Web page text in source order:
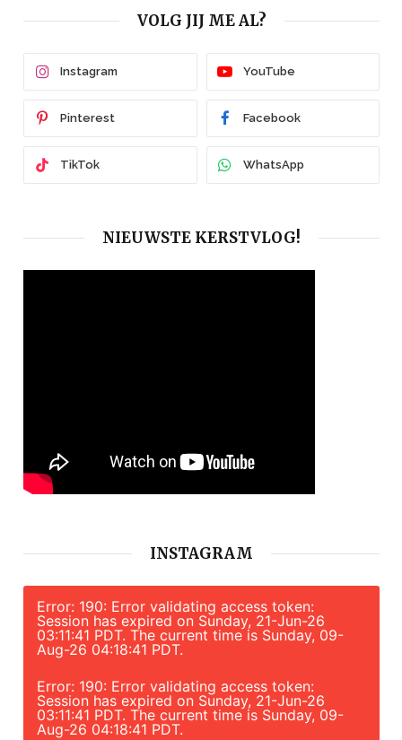
VOLG JIJ ME AL?
Instagram YouTube
Pinterest Facebook
TikTok WhatsApp
NIEUWSTE KERSTVLOG!
INSTAGRAM
Error: 190: Error validating access token:
Session has expired on Sunday, 21-Jun-26
03:11:41 PDT. The current time is Sunday, 09-
Aug-26 04:18:41 PDT.
Error: 190: Error validating access token:
Session has expired on Sunday, 21-Jun-26
03:11:41 PDT. The current time is Sunday, 09-
Aug-26 04:18:41 PDT.